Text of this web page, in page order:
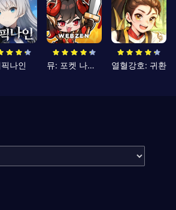
나인 뮤: 포켓 나이츠 열혈강호: 귀환